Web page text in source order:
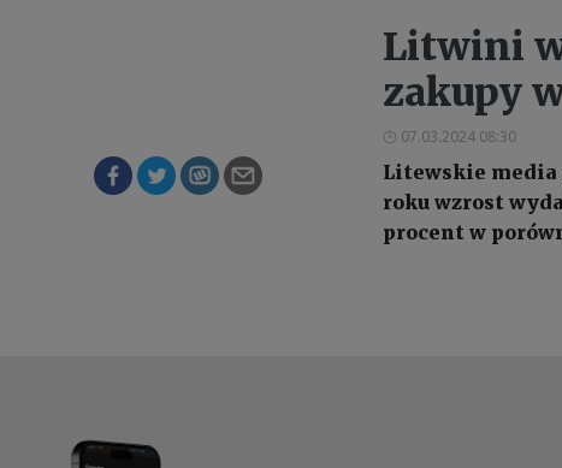
Litwini
zakupy
07.03.2024 08:30
Litewskie media
roku wzrost
procent w